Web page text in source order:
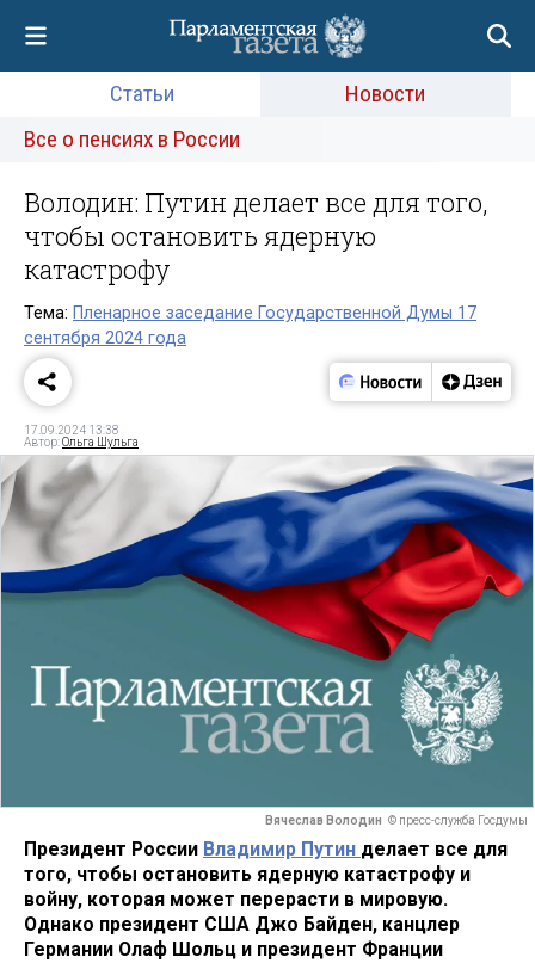
Статьи
Новости
Все о пенсиях в России
Володин: Путин делает все для того,
чтобы остановить ядерную
катастрофу
Тема: Пленарное заседание Государственной Думы 17
сентября 2024 года
17.09.2024 13:38
Автор:Ольга Шульга
Вячеслав Володин © пресс-служба Госдумы
Президент России Владимир Путин делает все для
того, чтобы остановить ядерную катастрофу и
войну, которая может перерасти в мировую.
Однако президент США Джо Байден, канцлер
Германии Олаф Шольц и президент Франции